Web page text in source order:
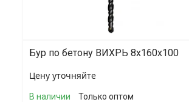
Бур по бетону ВИХРЬ 8x160x100
Цену уточняйте
В наличии
Только оптом